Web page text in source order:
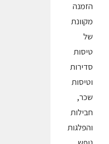
הזמנה
מקוונת
של
טיסות
סדירות
וטיסות
שכר,
חבילות
והפלגות